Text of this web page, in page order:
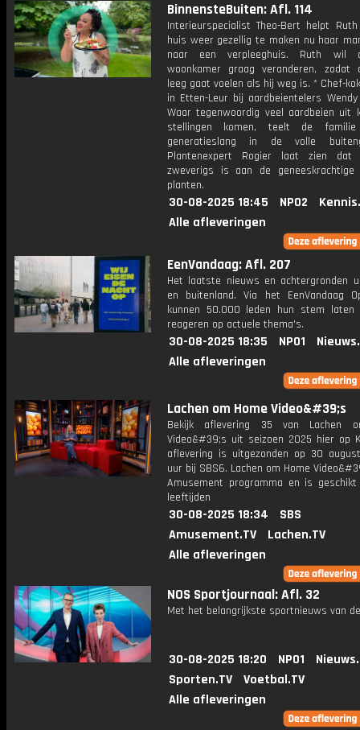
BinnensteBuiten: Afl. 114
Interieurspecialist Theo-Bert helpt
huis weer gezellig te maken nu haar
naar een verpleeghuis. Ruth wil
woonkamer graag veranderen, zodat
leeg gaat voelen als hij weg is. * Chef-
in Etten-Leur bij aardbeientelers
Waar tegenwoordig veel aardbeien uit
stellingen komen, teelt de
generatieslang in de volle
Plantenexpert Rogier laat zien
zweverigs is aan de
planten.
30-08-2025 18:45 NPO2
Alle afleveringen
EenVandaag: Afl. 207
Het laatste nieuws en achtergronden
en buitenland. Via het EenVandaag
kunnen 50.000 leden hun stem laten
reageren op actuele thema's.
30-08-2025 18:35 NPO1
Alle afleveringen
Lachen om Home Video&#39;s
Bekijk aflevering 35 van Lachen
Video&#39;s uit seizoen 2025 hier op
aflevering is uitgezonden op 30
uur bij SBS6. Lachen om Home
Amusement programma en is
leeftijden
30-08-2025 18:34
SBS
Amusement.TV
Lachen.TV
Alle afleveringen
NOS Sportjournaal: Afl. 32
Met het belangrijkste sportnieuws van
30-08-2025 18:20 NPO1
Sporten.TV
Voetbal.TV
Alle afleveringen